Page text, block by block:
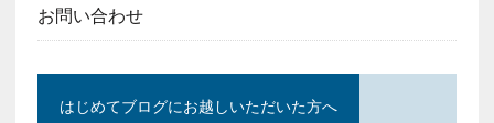
お問い合わせ
はじめてブログにお越しいただいた方へ